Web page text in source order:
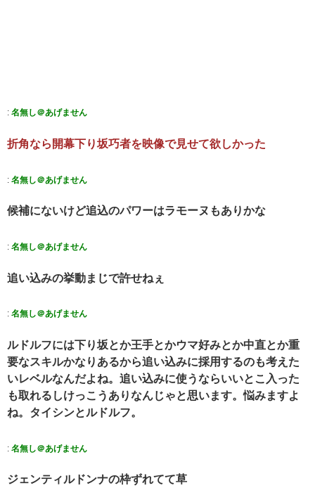
: 名無し＠あげません
折角なら開幕下り坂巧者を映像で見せて欲しかった
: 名無し＠あげません
候補にないけど追込のパワーはラモーヌもありかな
: 名無し＠あげません
追い込みの挙動まじで許せねぇ
: 名無し＠あげません
ルドルフには下り坂とか王手とかウマ好みとか中直とか重
要なスキルかなりあるから追い込みに採用するのも考えた
いレベルなんだよね。追い込みに使うならいいとこ入った
も取れるしけっこうありなんじゃと思います。悩みますよ
ね。タイシンとルドルフ。
: 名無し＠あげません
ジェンティルドンナの枠ずれてて草